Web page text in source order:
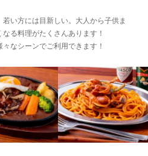
い方には目新しい。大人から子供ま
る料理がたくさんあります！
なシーンでご利用できます！